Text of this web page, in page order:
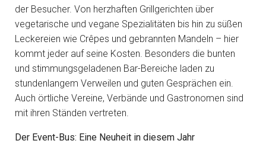
der Besucher. Von herzhaften Grillgerichten über
vegetarische und vegane Spezialitäten bis hin zu süßen
Leckereien wie Crêpes und gebrannten Mandeln – hier
kommt jeder auf seine Kosten. Besonders die bunten
und stimmungsgeladenen Bar-Bereiche laden zu
stundenlangem Verweilen und guten Gesprächen ein.
Auch örtliche Vereine, Verbände und Gastronomen sind
mit ihren Ständen vertreten.
Der Event-Bus: Eine Neuheit in diesem Jahr